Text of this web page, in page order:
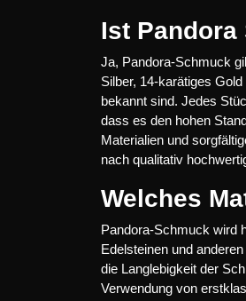
Ist
Ja, Pandora-Schmuck
Silber, 14-karätiges
bekannt sind. Jedes
dass es den hohen
Materialien und
nach qualitativ
Welches
Pandora-Schmuck wird
Edelsteinen und
die Langlebigkeit der
Verwendung von